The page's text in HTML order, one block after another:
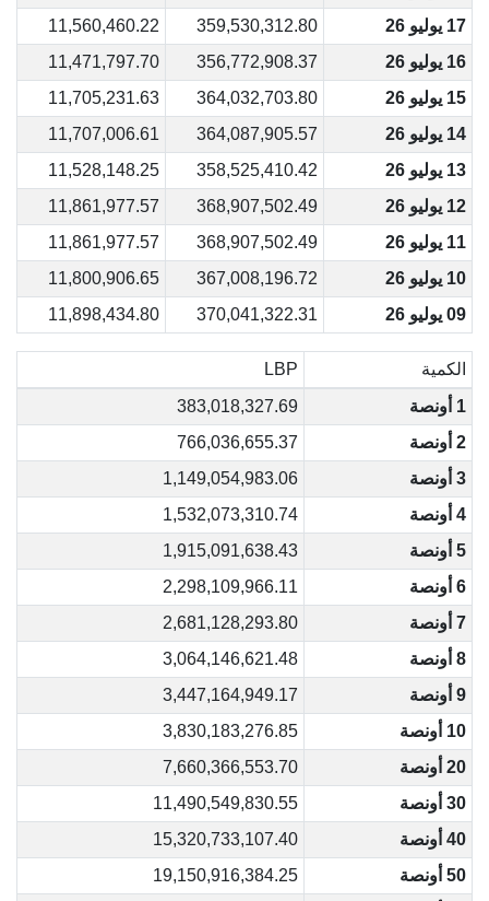
17 يوليو 26
359,530,312.80
11,560,460.22
16 يوليو 26
356,772,908.37
11,471,797.70
15 يوليو 26
364,032,703.80
11,705,231.63
14 يوليو 26
364,087,905.57
11,707,006.61
13 يوليو 26
358,525,410.42
11,528,148.25
12 يوليو 26
368,907,502.49
11,861,977.57
11 يوليو 26
368,907,502.49
11,861,977.57
10 يوليو 26
367,008,196.72
11,800,906.65
09 يوليو 26
370,041,322.31
11,898,434.80
الكمية
LBP
1 أونصة
383,018,327.69
2 أونصة
766,036,655.37
3 أونصة
1,149,054,983.06
4 أونصة
1,532,073,310.74
5 أونصة
1,915,091,638.43
6 أونصة
2,298,109,966.11
7 أونصة
2,681,128,293.80
8 أونصة
3,064,146,621.48
9 أونصة
3,447,164,949.17
10 أونصة
3,830,183,276.85
20 أونصة
7,660,366,553.70
30 أونصة
11,490,549,830.55
40 أونصة
15,320,733,107.40
50 أونصة
19,150,916,384.25